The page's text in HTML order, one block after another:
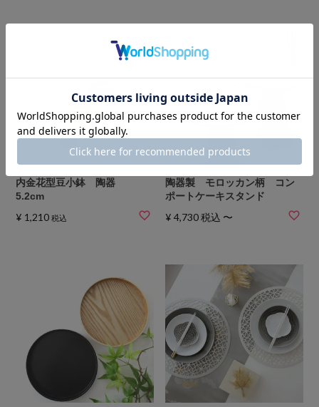
内金花型豆小鉢 陶器
5.2cm
¥ 1,210 税込
陶器製 モロッカン柄 コン
ポートケーキスタンド
¥ 4,730税込 〜